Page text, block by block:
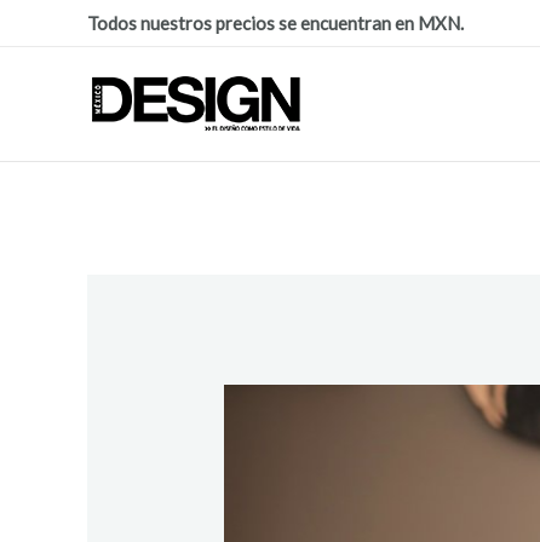
Todos nuestros precios se encuentran en MXN.